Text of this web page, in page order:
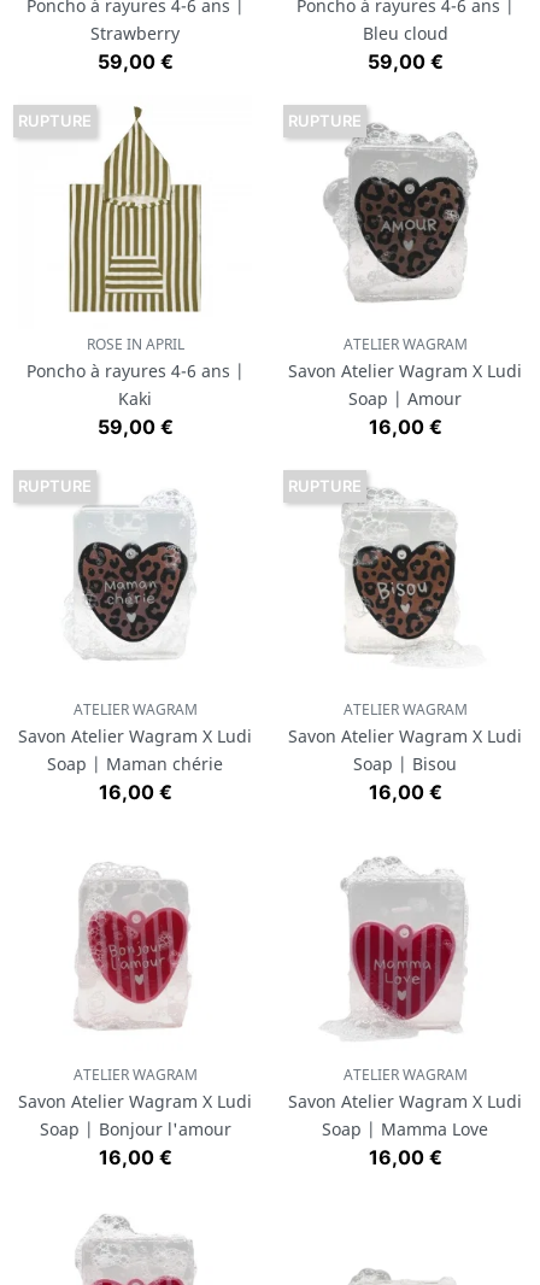
Poncho à rayures 4-6 ans |
Strawberry
Prix
59,00 €
Poncho à rayures 4-6 ans |
Bleu cloud
Prix
59,00 €
ROSE IN APRIL
Poncho à rayures 4-6 ans |
Kaki
Prix
59,00 €
RUPTURE
ATELIER WAGRAM
Savon Atelier Wagram X Ludi
Soap | Amour
Prix
16,00 €
RUPTURE
ATELIER WAGRAM
Savon Atelier Wagram X Ludi
Soap | Maman chérie
Prix
16,00 €
RUPTURE
ATELIER WAGRAM
Savon Atelier Wagram X Ludi
Soap | Bisou
Prix
16,00 €
RUPTURE
ATELIER WAGRAM
Savon Atelier Wagram X Ludi
Soap | Bonjour l'amour
Prix
16,00 €
ATELIER WAGRAM
Savon Atelier Wagram X Ludi
Soap | Mamma Love
Prix
16,00 €